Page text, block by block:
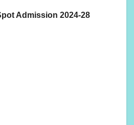
Admission 2024-28